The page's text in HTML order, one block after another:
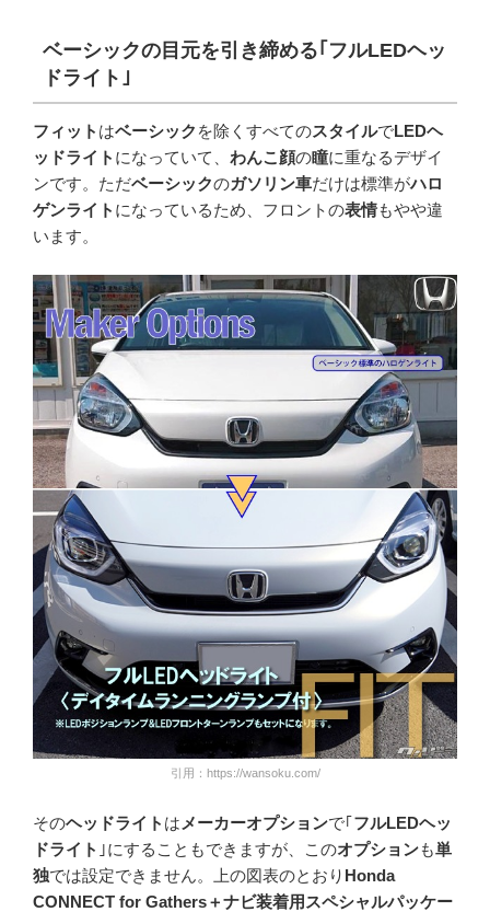
ベーシックの目元を引き締める｢フルLEDヘッ
ドライト｣
フィット はベーシック を除くすべてのスタイルでLEDヘ
ッドライト になっていて、 わんこ顔の瞳に重なるデザイ
ンです。ただベーシックのガソリン車だけは標準がハロ
ゲンライト になっているため、フロントの表情もやや違
います。
引用：https://wansoku.com/
そのヘッドライト は メーカーオプションで｢フルLEDヘッ
ドライト ｣にすることもできますが、このオプションも単
独では設定できません。上の図表のとおり Honda
CONNECT for Gathers＋ナビ装着用スペシャルパッケー